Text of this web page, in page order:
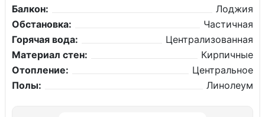
Балкон:
Лоджия
Обстановка:
Частичная
Горячая вода:
Централизованная
Материал стен:
Кирпичные
Отопление:
Центральное
Полы:
Линолеум